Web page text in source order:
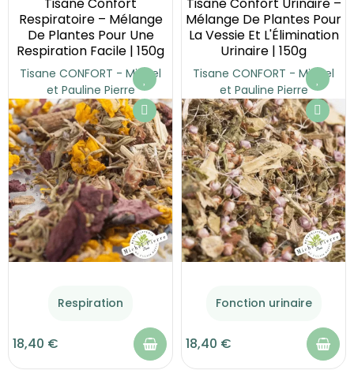
Tisane Confort
Respiratoire – Mélange
De Plantes Pour Une
Respiration Facile | 150g
Tisane CONFORT - Michel
et Pauline Pierre
Respiration
18,40 €
Tisane Confort Urinaire –
Mélange De Plantes Pour
La Vessie Et L'Élimination
Urinaire | 150g
Tisane CONFORT - Michel
et Pauline Pierre
Fonction urinaire
18,40 €